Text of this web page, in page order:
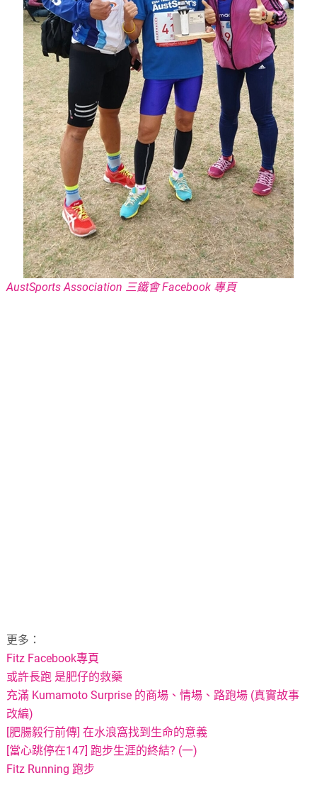
AustSports Association 三鐵會 Facebook 專頁
更多：
Fitz Facebook專頁
或許長跑 是肥仔的救藥
充滿 Kumamoto Surprise 的商場、情場、路跑場 (真實故事
改編)
[肥腸毅行前傳] 在水浪窩找到生命的意義
[當心跳停在147] 跑步生涯的終結? (一)
Fitz Running 跑步